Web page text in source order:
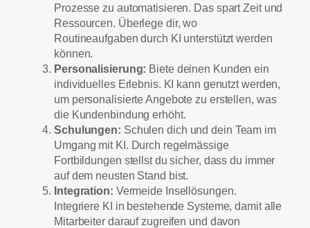
Prozesse zu automatisieren. Das spart Zeit und
Ressourcen. Überlege dir, wo
Routineaufgaben durch KI unterstützt werden
können.
Personalisierung: Biete deinen Kunden ein
individuelles Erlebnis. KI kann genutzt werden,
um personalisierte Angebote zu erstellen, was
die Kundenbindung erhöht.
Schulungen: Schulen dich und dein Team im
Umgang mit KI. Durch regelmässige
Fortbildungen stellst du sicher, dass du immer
auf dem neusten Stand bist.
Integration: Vermeide Insellösungen.
Integriere KI in bestehende Systeme, damit alle
Mitarbeiter darauf zugreifen und davon